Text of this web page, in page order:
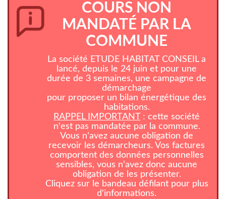
COURS NON
MANDATÉ PAR LA
COMMUNE
La société ETUDE HABITAT CONSEIL a
lancé, depuis le 24 juin et pour une
durée de 3 semaines, une campagne de
démarchage
pour proposer un bilan énergétique des
habitations.
RAPPEL IMPORTANT : cette société
n'est pas mandatée par la commune.
Vous n'avez aucune obligation de
recevoir les démarcheurs. Vos factures
comportent des données personnelles
sensibles, vous n'avez donc aucune
obligation de les présenter.
Cliquez sur le bandeau défilant pour plus
d'informations.